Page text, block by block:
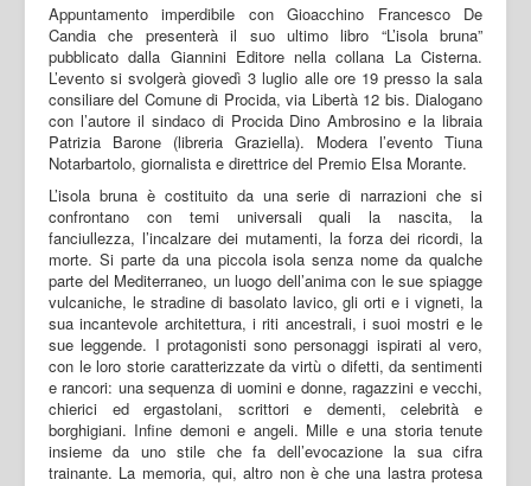
Appuntamento imperdibile con Gioacchino Francesco De
Candia che presenterà il suo ultimo libro “L’isola bruna”
pubblicato dalla Giannini Editore nella collana La Cisterna.
L’evento si svolgerà giovedì 3 luglio alle ore 19 presso la sala
consiliare del Comune di Procida, via Libertà 12 bis. Dialogano
con l’autore il sindaco di Procida Dino Ambrosino e la libraia
Patrizia Barone (libreria Graziella). Modera l’evento Tiuna
Notarbartolo, giornalista e direttrice del Premio Elsa Morante.
L’isola bruna è costituito da una serie di narrazioni che si
confrontano con temi universali quali la nascita, la
fanciullezza, l’incalzare dei mutamenti, la forza dei ricordi, la
morte. Si parte da una piccola isola senza nome da qualche
parte del Mediterraneo, un luogo dell’anima con le sue spiagge
vulcaniche, le stradine di basolato lavico, gli orti e i vigneti, la
sua incantevole architettura, i riti ancestrali, i suoi mostri e le
sue leggende. I protagonisti sono personaggi ispirati al vero,
con le loro storie caratterizzate da virtù o difetti, da sentimenti
e rancori: una sequenza di uomini e donne, ragazzini e vecchi,
chierici ed ergastolani, scrittori e dementi, celebrità e
borghigiani. Infine demoni e angeli. Mille e una storia tenute
insieme da uno stile che fa dell’evocazione la sua cifra
trainante. La memoria, qui, altro non è che una lastra protesa